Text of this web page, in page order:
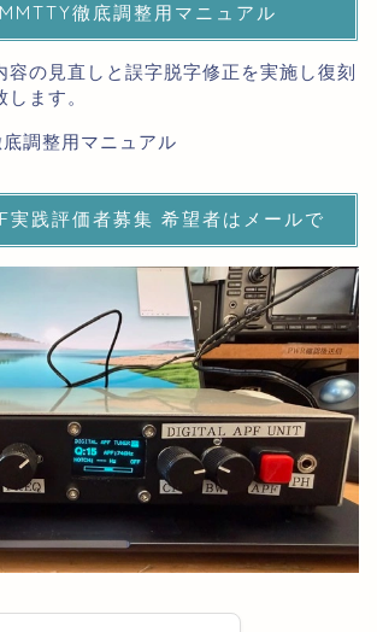
徹底調整用マニュアル
容の見直しと誤字脱字修正を実施し復刻
ます。
調整用マニュアル
実践評価者募集 希望者はメールで